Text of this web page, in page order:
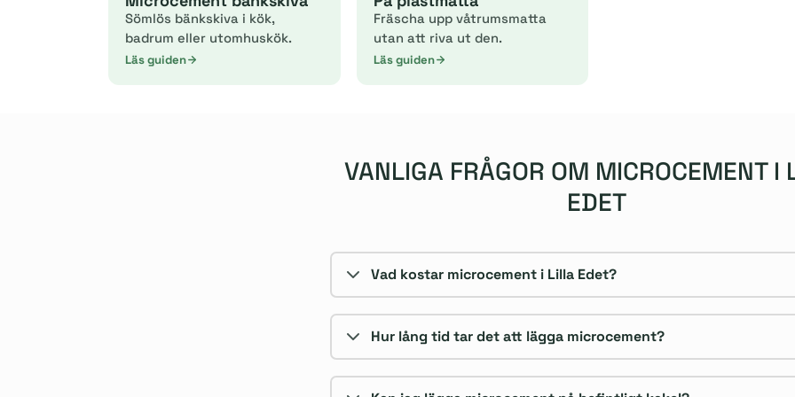
Sömlös bänkskiva i kök,
badrum eller utomhuskök.
Läs guiden
Fräscha upp våtrumsmatta
utan att riva ut den.
Läs guiden
VANLIGA FRÅGOR OM MICROCEMENT I
EDET
Vad kostar microcement i Lilla Edet?
Hur lång tid tar det att lägga microcement?